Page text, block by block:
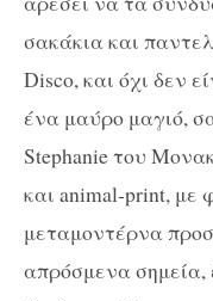
σακάκια και
Disco, και όχι δεν
ένα μαύρο μαγιό,
Stephanie του
και animal-print, με
μεταμοντέρνα
απρόσμενα